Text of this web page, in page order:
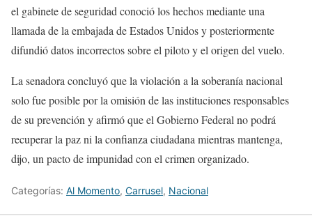
el gabinete de seguridad conoció los hechos mediante una
llamada de la embajada de Estados Unidos y posteriormente
difundió datos incorrectos sobre el piloto y el origen del vuelo.
La senadora concluyó que la violación a la soberanía nacional
solo fue posible por la omisión de las instituciones responsables
de su prevención y afirmó que el Gobierno Federal no podrá
recuperar la paz ni la confianza ciudadana mientras mantenga,
dijo, un pacto de impunidad con el crimen organizado.
Categorías: Al Momento, Carrusel, Nacional